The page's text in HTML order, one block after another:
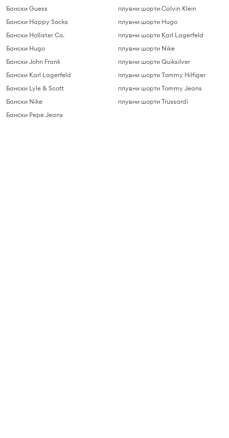
Бански Guess
Бански Happy Socks
Бански Hollister Co.
Бански Hugo
Бански John Frank
Бански Karl Lagerfeld
Бански Lyle & Scott
Бански Nike
Бански Pepe Jeans
плувни шорти Calvin Klein
плувни шорти Hugo
плувни шорти Karl Lagerfeld
плувни шорти Nike
плувни шорти Quiksilver
плувни шорти Tommy Hilfiger
плувни шорти Tommy Jeans
плувни шорти Trussardi